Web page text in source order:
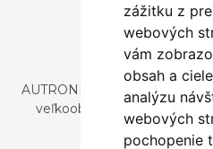
zážitku z
webových
vám
obsah a
analýzu
webových
pochopenie
AUTRONIC, s.r.o. je
veľkoobchodným predajom
nábytku a